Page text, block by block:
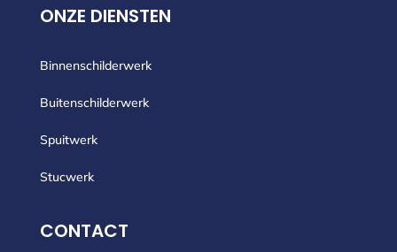
ONZE DIENSTEN
Binnenschilderwerk
Buitenschilderwerk
Spuitwerk
Stucwerk
CONTACT